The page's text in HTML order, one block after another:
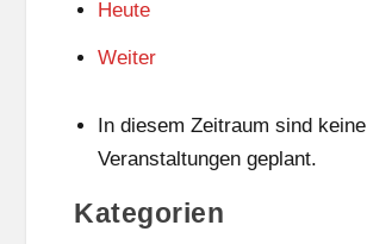
Heute
Weiter
In diesem Zeitraum sind keine
Veranstaltungen geplant.
Kategorien